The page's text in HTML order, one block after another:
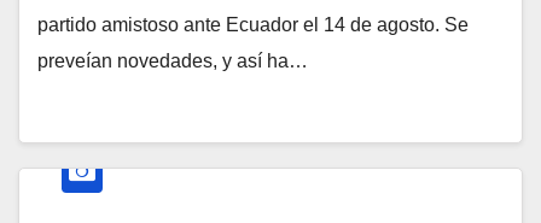
partido amistoso ante Ecuador el 14 de agosto. Se
preveían novedades, y así ha…